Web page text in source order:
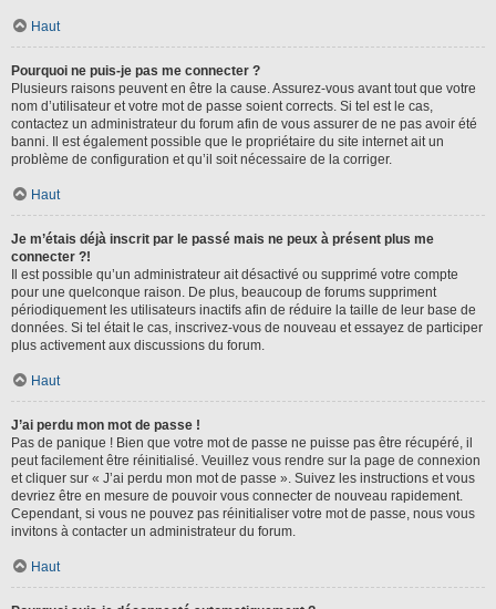
Haut
Pourquoi ne puis-je pas me connecter ?
Plusieurs raisons peuvent en être la cause. Assurez-vous avant tout que votre
nom d’utilisateur et votre mot de passe soient corrects. Si tel est le cas,
contactez un administrateur du forum afin de vous assurer de ne pas avoir été
banni. Il est également possible que le propriétaire du site internet ait un
problème de configuration et qu’il soit nécessaire de la corriger.
Haut
Je m’étais déjà inscrit par le passé mais ne peux à présent plus me
connecter ?!
Il est possible qu’un administrateur ait désactivé ou supprimé votre compte
pour une quelconque raison. De plus, beaucoup de forums suppriment
périodiquement les utilisateurs inactifs afin de réduire la taille de leur base de
données. Si tel était le cas, inscrivez-vous de nouveau et essayez de participer
plus activement aux discussions du forum.
Haut
J’ai perdu mon mot de passe !
Pas de panique ! Bien que votre mot de passe ne puisse pas être récupéré, il
peut facilement être réinitialisé. Veuillez vous rendre sur la page de connexion
et cliquer sur « J’ai perdu mon mot de passe ». Suivez les instructions et vous
devriez être en mesure de pouvoir vous connecter de nouveau rapidement.
Cependant, si vous ne pouvez pas réinitialiser votre mot de passe, nous vous
invitons à contacter un administrateur du forum.
Haut